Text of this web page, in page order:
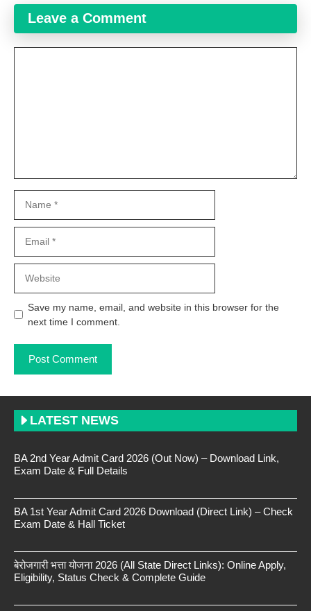
Leave a Comment
Save my name, email, and website in this browser for the
next time I comment.
LATEST NEWS
BA 2nd Year Admit Card 2026 (Out Now) – Download Link,
Exam Date & Full Details
BA 1st Year Admit Card 2026 Download (Direct Link) – Check
Exam Date & Hall Ticket
बेरोजगारी भत्ता योजना 2026 (All State Direct Links): Online Apply,
Eligibility, Status Check & Complete Guide